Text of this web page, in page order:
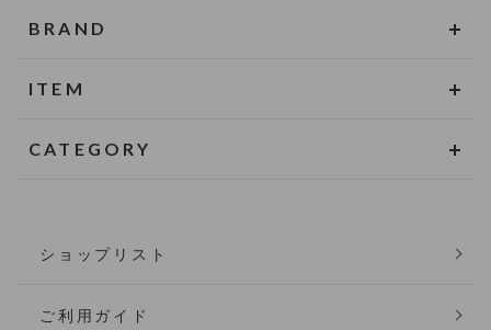
BRAND
ITEM
CATEGORY
ショップリスト
ご利用ガイド